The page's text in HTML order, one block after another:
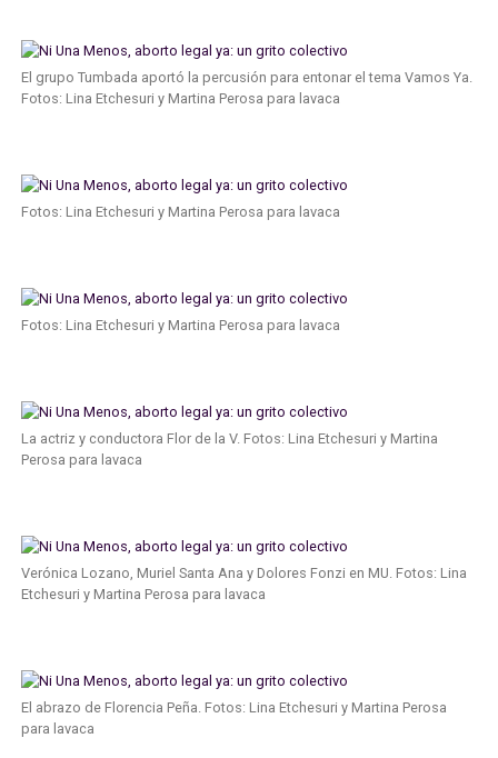
El grupo Tumbada aportó la percusión para entonar el tema Vamos Ya.
Fotos: Lina Etchesuri y Martina Perosa para lavaca
Fotos: Lina Etchesuri y Martina Perosa para lavaca
Fotos: Lina Etchesuri y Martina Perosa para lavaca
La actriz y conductora Flor de la V. Fotos: Lina Etchesuri y Martina
Perosa para lavaca
Verónica Lozano, Muriel Santa Ana y Dolores Fonzi en MU. Fotos: Lina
Etchesuri y Martina Perosa para lavaca
El abrazo de Florencia Peña. Fotos: Lina Etchesuri y Martina Perosa
para lavaca